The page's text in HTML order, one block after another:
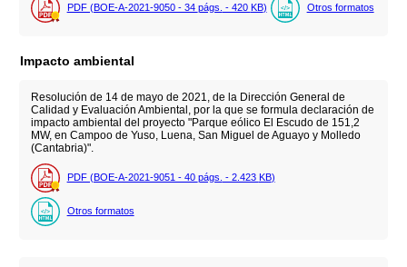
PDF (BOE-A-2021-9050 - 34 págs. - 420 KB) Otros formatos
Impacto ambiental
Resolución de 14 de mayo de 2021, de la Dirección General de
Calidad y Evaluación Ambiental, por la que se formula declaración de
impacto ambiental del proyecto "Parque eólico El Escudo de 151,2
MW, en Campoo de Yuso, Luena, San Miguel de Aguayo y Molledo
(Cantabria)".
PDF (BOE-A-2021-9051 - 40 págs. - 2.423 KB)
Otros formatos